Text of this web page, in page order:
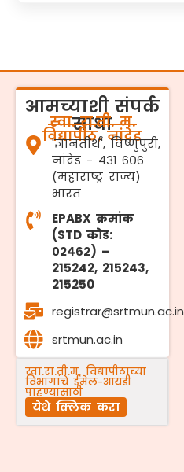
आमच्याशी संपर्क
साधा
स्वा. रा.ती. म.
विद्यापीठ, नांदेड
'ज्ञानतीर्थ', विष्णुपुरी,
नांदेड - ४३१ ६०६
(महाराष्ट्र राज्य)
भारत
EPABX क्रमांक
(STD कोड:
०२४६२) –
215242, 215243,
215250
registrar@srtmun.ac.in
srtmun.ac.in
स्वा.रा.ती.म. विद्यापीठाच्या
विभागांचे ईमेल-आयडी
पाहण्यासाठी
येथे क्लिक करा